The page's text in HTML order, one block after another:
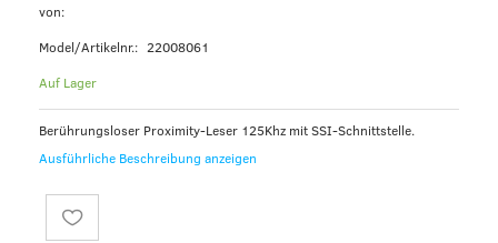
von:
Model/Artikelnr.: 22008061
Auf Lager
Berührungsloser Proximity-Leser 125Khz mit SSI-Schnittstelle.
Ausführliche Beschreibung anzeigen